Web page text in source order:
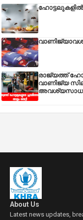
രാജ്യത്ത്
വാണിജ്യ
About Us
Latest news updates,